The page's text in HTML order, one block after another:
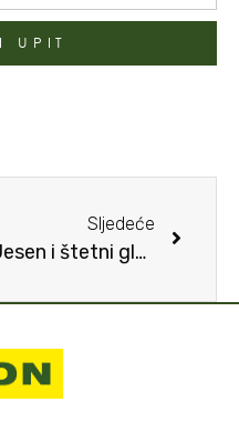
UPIT
Sljedeće
Jesen i štetni glodavci